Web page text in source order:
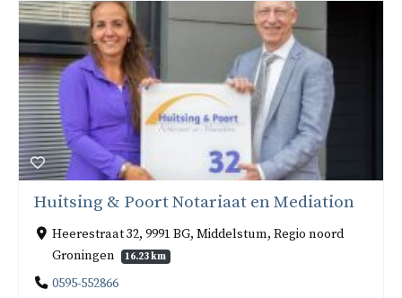
Huitsing & Poort Notariaat en Mediation
Heerestraat 32, 9991 BG, Middelstum, Regio noord
Groningen
16.23 km
0595-552866